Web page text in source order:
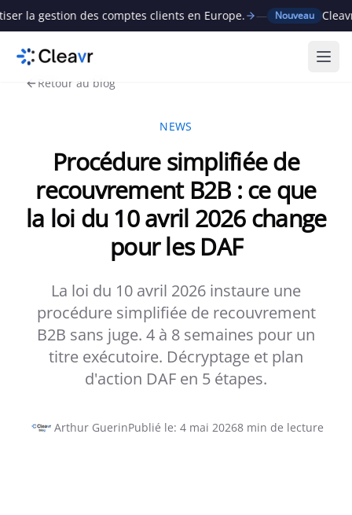
des comptes clients en Europe. — Nouveau Cleavr lève
Retour au blog
NEWS
Procédure simplifiée de
recouvrement B2B : ce que
la loi du 10 avril 2026 change
pour les DAF
La loi du 10 avril 2026 instaure une
procédure simplifiée de recouvrement
B2B sans juge. 4 à 8 semaines pour un
titre exécutoire. Décryptage et plan
d'action DAF en 5 étapes.
Arthur GuerinPublié le: 4 mai 20268 min de lecture